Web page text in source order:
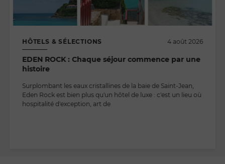
HÔTELS & SÉLECTIONS 4 août 2026
EDEN ROCK : Chaque séjour commence par une
histoire
Surplombant les eaux cristallines de la baie de Saint-Jean,
Eden Rock est bien plus qu'un hôtel de luxe : c'est un lieu où
hospitalité d'exception, art de